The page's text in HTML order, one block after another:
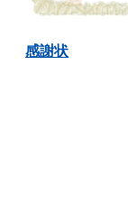
感謝状